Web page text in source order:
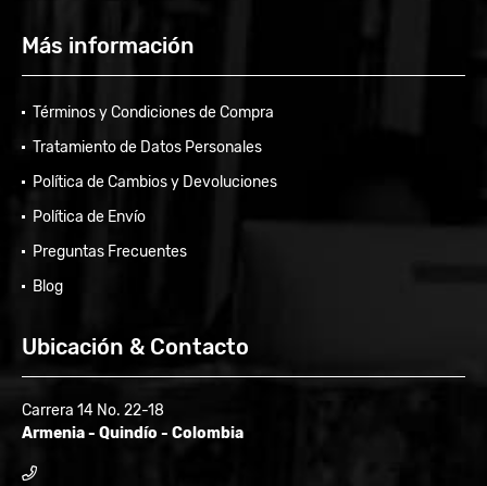
Más información
Términos y Condiciones de Compra
Tratamiento de Datos Personales
Política de Cambios y Devoluciones
Política de Envío
Preguntas Frecuentes
Blog
Ubicación & Contacto
Carrera 14 No. 22-18
Armenia - Quindío - Colombia